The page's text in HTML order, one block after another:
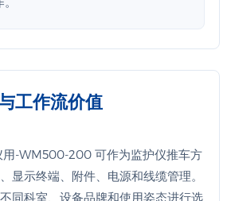
工作流价值
用-WM500-200 可作为监护仪推车方
显示终端、附件、电源和线缆管理。
同科室、设备品牌和使用姿态进行选